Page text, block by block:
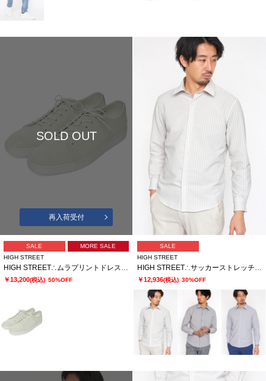
SOLD OUT
再入荷受付
SALE
MORE SALE
HIGH STREET
HIGH STREET∴ムラプリントドレススニーカー
￥13,200(税込) 50%OFF
SALE
HIGH STREET
HIGH STREET∴サッカーストレッチシャツ
￥12,936(税込) 30%OFF